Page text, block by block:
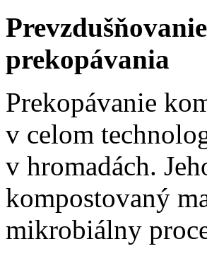
Prevzdušňovanie
prekopávania
Prekopávanie
v celom
v hromadách.
kompostovaný
mikrobiálny